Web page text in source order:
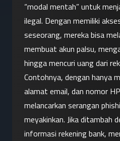
“modal mentah” untuk
ilegal. Dengan memiliki
seseorang, mereka bisa
membuat akun palsu,
hingga mencuri uang dari
Contohnya, dengan hanya
alamat email, dan nomor
melancarkan serangan
meyakinkan. Jika ditambah
informasi rekening bank,